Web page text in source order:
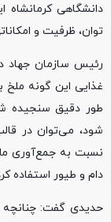
دانشگاهی کرمانشاه
توان، ظرفیت‌ و
رئیس سازمان جهاد
غذایی این گونه ملخ
طور دقیق سنجیده
شود، می‌توان در
نسبت به جمع‌آوری
دام و طیور استفاده
حدیدی گفت: